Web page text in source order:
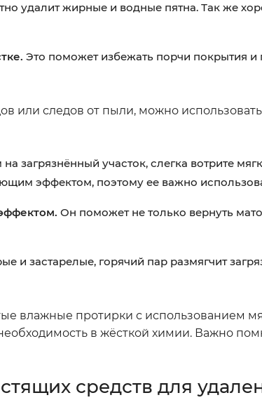
удалит жирные и водные пятна. Так же
Это поможет избежать порчи покрытия и
или следов от пыли, можно
загрязнённый участок, слегка вотрите
эффектом, поэтому ее важно
Он поможет не только вернуть
и застарелые, горячий пар размягчит
влажные протирки с использованием
в жёсткой химии. Важно
средств для